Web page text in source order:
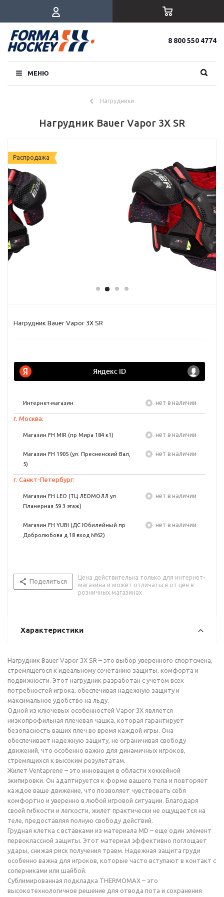
8 800 550 4774
МЕНЮ
Нагрудники
Нагрудник Bauer Vapor 3X SR
Распродажа
Нагрудник Bauer Vapor 3X SR
Интернет-магазин Нет в наличии
г. Москва:
Магазин FH MIR (пр Мира 184 к1) Нет в наличии
Магазин FH 1905 (ул. Пресненский Вал,
5)
Нет в наличии
г. Санкт-Петербург:
Магазин FH LEO (ТЦ ЛЕОМОЛЛ ул
Планерная 59 3 этаж)
Нет в наличии
Магазин FH YUBI (ДС Юбилейный пр
Добролюбова д.18 вход №62)
Нет в наличии
Поделиться
Цена действительна только для интернет-
магазина и может отличаться от цен в
розничных магазинах
Характеристики
Нагрудник Bauer Vapor 3X SR – это выбор уверенного спортсмена,
стремящегося к идеальному сочетанию защиты, комфорта и
подвижности. Этот нагрудник разработан с учетом всех
потребностей игрока, обеспечивая надежную защиту и
максимальное удобство на льду.
Одной из ключевых особенностей Vapor 3X является
низкопрофильная плечевая чашка, которая гарантирует
безопасность ваших плеч во время каждой игры. Она
обеспечивает надежную защиту, не ограничивая свободу
движений, что особенно важно для динамичных игроков,
стремящихся к высоким результатам.
Жилет Ventaprene – это инновация в области хоккейной
экипировки. Он адаптируется к форме вашего тела и повторяет
каждое ваше движение, что позволяет чувствовать себя
комфортно и уверенно в любой игровой ситуации. Благодаря
своей гибкости и легкости, жилет практически не ощущается на
теле, предоставляя полную свободу действий.
Грудная клетка с вставками из материала MD – еще один элемент
первоклассной защиты. Этот материал эффективно поглощает
удары, снижая риск получения травм. Надежная защита груди
особенно важна для игроков, которые часто вступают в контакт с
соперниками или шайбой.
Сублимированная подкладка THERMOMAX – это
высокотехнологичное решение для отвода пота и сохранения